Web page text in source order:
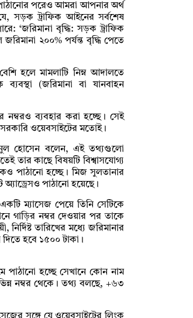
পাঠানোর পরেও আমরা আপনার অর্থ
সড়ক ট্রাফিক আইনের সর্বশেষ
‘জরিমানা বৃদ্ধি: সড়ক ট্রাফিক
২০০% পর্যন্ত বৃদ্ধি পেতে
হলে মামলাটি নিম্ন আদালতে
(জরিমানা বা যানবাহন
নম্বরও ব্যবহার করা হচ্ছে। সেই
ওয়েবসাইটের মতোই।
হোসেন বলেন, এই তথ্যগুলো
তার কাছে বিষয়টি বিশ্বাসযোগ্য
পাঠানো হচ্ছে। মিজ সুলতানার
পাঠানো হয়েছে।
ম্যাসেজ পেয়ে তিনি সেটিকে
গাড়ির নম্বর দেওয়ার পর তাকে
তারিখের মধ্যে জরিমানার
হবে ১৫০০ টাকা।
পাঠানো হচ্ছে সেখানে কোন নাম
নম্বর থেকে। তথ্য বলছে, +৬৩